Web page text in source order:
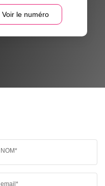
Voir le numéro
NOM*
email*